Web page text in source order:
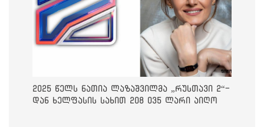
2025 წელს ნათია ლაზაშვილმა „რუსთავი 2“-
დან ხელფასის სახით 208 035 ლარი აიღო